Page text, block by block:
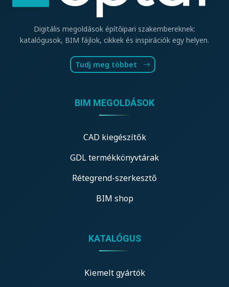
Digitális megoldások építőipari szakembereknek:
katalógusok, BIM fájlok, cikkek és inspirációk egy helyen.
Tudj meg többet
BIM MEGOLDÁSOK
CAD kiegészítők
GDL termékkönyvtárak
Rétegrend-szerkesztő
BIM shop
KATALÓGUS
Kiemelt gyártók